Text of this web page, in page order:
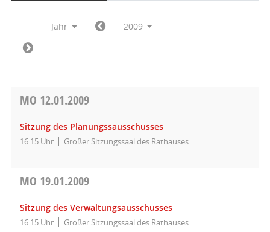
Jahr 2009
MO 12.01.2009
Sitzung des Planungssausschusses
16:15 Uhr Großer Sitzungssaal des Rathauses
MO 19.01.2009
Sitzung des Verwaltungsausschusses
16:15 Uhr Großer Sitzungssaal des Rathauses